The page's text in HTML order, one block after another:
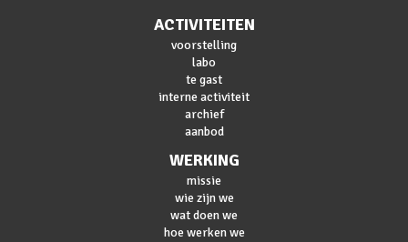
ACTIVITEITEN
voorstelling
labo
te gast
interne activiteit
archief
aanbod
WERKING
missie
wie zijn we
wat doen we
hoe werken we